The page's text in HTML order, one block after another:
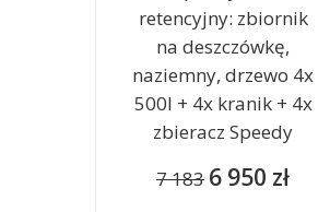
retencyjny: zbiornik
na deszczówkę,
naziemny, drzewo 4x
500l + 4x kranik + 4x
zbieracz Speedy
7 183 6 950 zł